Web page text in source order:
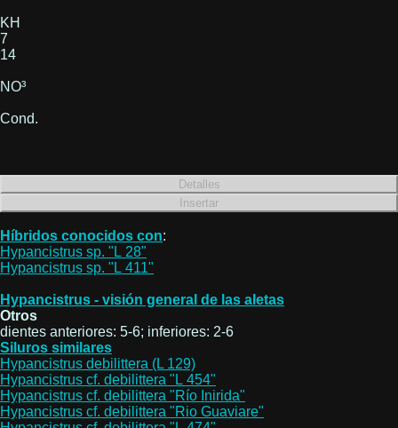
KH
7
14
NO³
Cond.
Híbridos conocidos con:
Hypancistrus sp. "L 28"
Hypancistrus sp. "L 411"
Hypancistrus - visión general de las aletas
Otros
dientes anteriores: 5-6; inferiores: 2-6
Siluros similares
Hypancistrus debilittera (L 129)
Hypancistrus cf. debilittera "L 454"
Hypancistrus cf. debilittera "Río Inirida"
Hypancistrus cf. debilittera "Rio Guaviare"